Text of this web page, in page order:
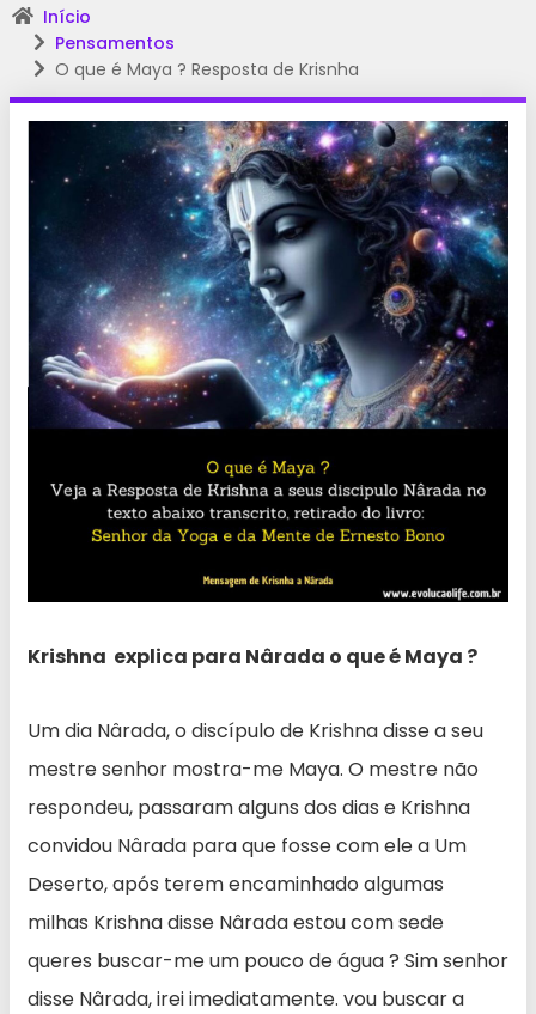
Início
Pensamentos
O que é Maya ? Resposta de Krisnha
Krishna explica para Nârada o que é Maya ?
Um dia Nârada, o discípulo de Krishna disse a seu
mestre senhor mostra-me Maya. O mestre não
respondeu, passaram alguns dos dias e Krishna
convidou Nârada para que fosse com ele a Um
Deserto, após terem encaminhado algumas
milhas Krishna disse Nârada estou com sede
queres buscar-me um pouco de água ? Sim senhor
disse Nârada, irei imediatamente. vou buscar a